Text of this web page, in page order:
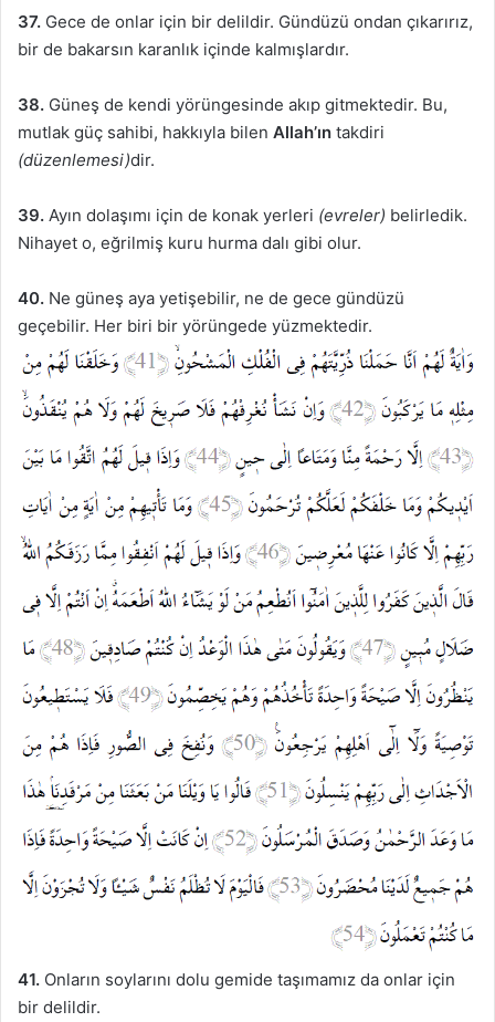
37. Gece de onlar için bir delildir. Gündüzü ondan çıkarırız,
bir de bakarsın karanlık içinde kalmışlardır.
38. Güneş de kendi yörüngesinde akıp gitmektedir. Bu,
mutlak güç sahibi, hakkıyla bilen Allah’ın takdiri
(düzenlemesi)dir.
39. Ayın dolaşımı için de konak yerleri (evreler) belirledik.
Nihayet o, eğrilmiş kuru hurma dalı gibi olur.
40. Ne güneş aya yetişebilir, ne de gece gündüzü
geçebilir. Her biri bir yörüngede yüzmektedir.
41. Onların soylarını dolu gemide taşımamız da onlar için
bir delildir.